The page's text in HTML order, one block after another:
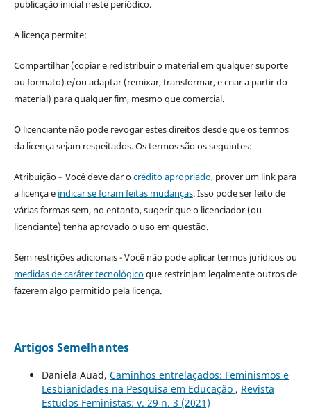
publicação inicial neste periódico.
A licença permite:
Compartilhar (copiar e redistribuir o material em qualquer suporte
ou formato) e/ou adaptar (remixar, transformar, e criar a partir do
material) para qualquer fim, mesmo que comercial.
O licenciante não pode revogar estes direitos desde que os termos
da licença sejam respeitados. Os termos são os seguintes:
Atribuição – Você deve dar ocrédito apropriado, prover um link para
a licença e indicar se foram feitas mudanças. Isso pode ser feito de
várias formas sem, no entanto, sugerir que o licenciador (ou
licenciante) tenha aprovado o uso em questão.
Sem restrições adicionais - Você não pode aplicar termos jurídicos ou
medidas de caráter tecnológicoque restrinjam legalmente outros de
fazerem algo permitido pela licença.
Artigos Semelhantes
Daniela Auad, Caminhos entrelaçados: Feminismos e
Lesbianidades na Pesquisa em Educação , Revista
Estudos Feministas: v. 29 n. 3 (2021)